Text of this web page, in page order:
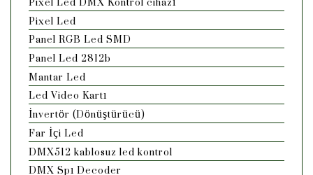
Pixel Led
Panel RGB Led SMD
Panel Led 2812b
Mantar Led
Led Video Kartı
İnvertör (Dönüştürücü)
Far İçi Led
DMX512 kablosuz led kontrol
DMX Spı Decoder